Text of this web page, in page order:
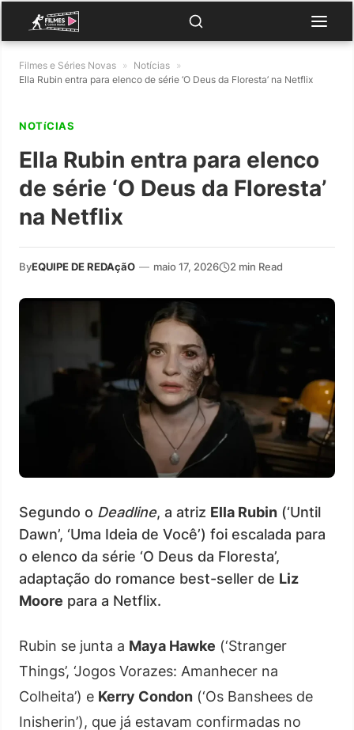
Filmes e Séries Novas » Notícias »
Ella Rubin entra para elenco de série ‘O Deus da Floresta’ na Netflix
NOTíCIAS
Ella Rubin entra para elenco
de série ‘O Deus da Floresta’
na Netflix
ByEQUIPE DE REDAçãO — maio 17, 2026 2 min Read
Segundo o Deadline, a atriz Ella Rubin (‘Until
Dawn’, ‘Uma Ideia de Você’) foi escalada para
o elenco da série ‘O Deus da Floresta’,
adaptação do romance best-seller de Liz
Moore para a Netflix.
Rubin se junta a Maya Hawke (‘Stranger
Things’, ‘Jogos Vorazes: Amanhecer na
Colheita’) e Kerry Condon (‘Os Banshees de
Inisherin’), que já estavam confirmadas no